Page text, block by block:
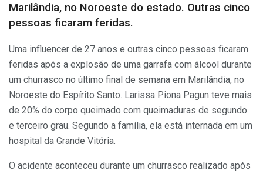
Marilândia, no Noroeste do estado. Outras cinco
pessoas ficaram feridas.
Uma influencer de 27 anos e outras cinco pessoas ficaram
feridas após a explosão de uma garrafa com álcool durante
um churrasco no último final de semana em Marilândia, no
Noroeste do Espírito Santo. Larissa Piona Pagun teve mais
de 20% do corpo queimado com queimaduras de segundo
e terceiro grau. Segundo a família, ela está internada em um
hospital da Grande Vitória.
O acidente aconteceu durante um churrasco realizado após